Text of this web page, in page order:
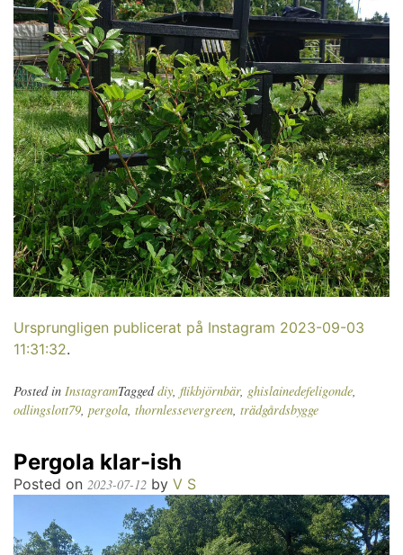
Ursprungligen publicerat på Instagram 2023-09-03
11:31:32.
Posted in InstagramTaggeddiy, flikbjörnbär, ghislainedefeligonde,
odlingslott79, pergola, thornlessevergreen, trädgårdsbygge
Pergola klar-ish
Posted on 2023-07-12 by V S